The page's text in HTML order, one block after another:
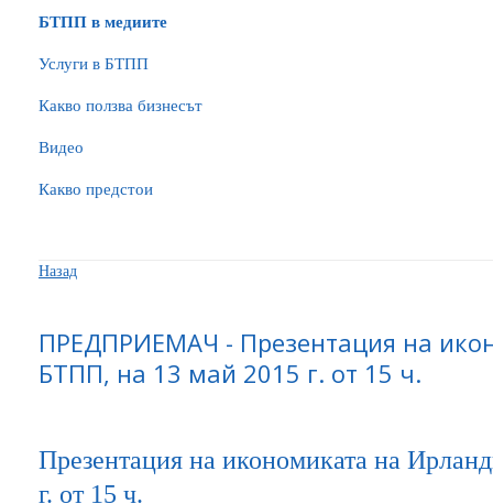
БTПП в медиите
Услуги в БТПП
Какво ползва бизнесът
Видео
Какво предстои
Назад
ПРЕДПРИЕМАЧ - Презентация на
БТПП, на 13 май 2015 г. от 15 ч.
Презентация на икономиката на
г. от 15 ч.